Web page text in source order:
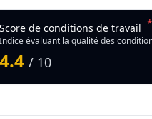
des conditions de
de l'environnement
Score de conditions de travail *
Indice évaluant la qualité des
4.4 / 10